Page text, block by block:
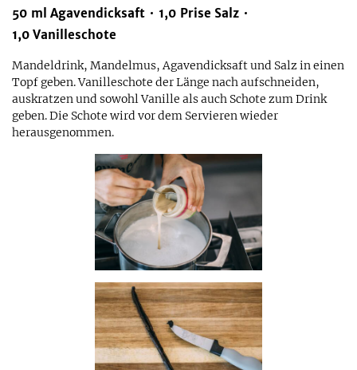
50 ml Agavendicksaft 1,0 Prise Salz
1,0 Vanilleschote
Mandeldrink, Mandelmus, Agavendicksaft und Salz in einen
Topf geben. Vanilleschote der Länge nach aufschneiden,
auskratzen und sowohl Vanille als auch Schote zum Drink
geben. Die Schote wird vor dem Servieren wieder
herausgenommen.